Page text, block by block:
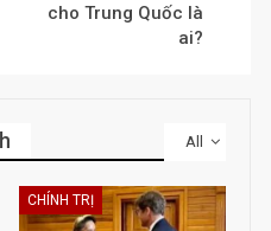
cho Trung Quốc là
ai?
All
CHÍNH TRỊ